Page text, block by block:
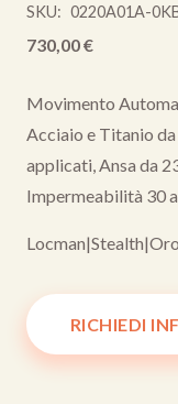
SKU: 0220A01A-
730,00€
Movimento
Acciaio e Titanio
applicati, Ansa da
Impermeabilità 30
Locman|Stealth|
RICHIEDI